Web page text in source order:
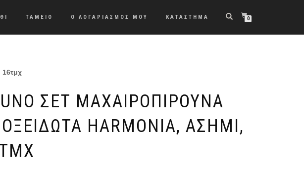
ΤΑΜΕΙΟ Ο ΛΟΓΑΡΙΑΣΜΟΣ ΜΟΥ ΚΑΤΑΣΤΗΜΑ 0
16τμχ
ΣΕΤ ΜΑΧΑΙΡΟΠΊΡΟΥΝΑ
HARMONIA, ΑΣΗΜΊ,